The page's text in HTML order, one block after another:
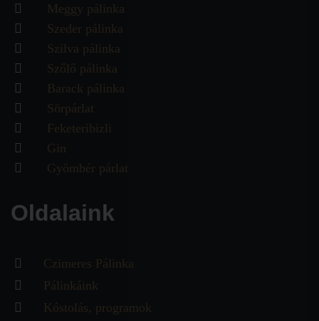
Meggy pálinka
Szeder pálinka
Szilva pálinka
Szőlő pálinka
Barack pálinka
Sörpárlat
Feketeribizli
Gin
Gyömbér párlat
Oldalaink
Czimeres Pálinka
Pálinkáink
Kóstolás, programok